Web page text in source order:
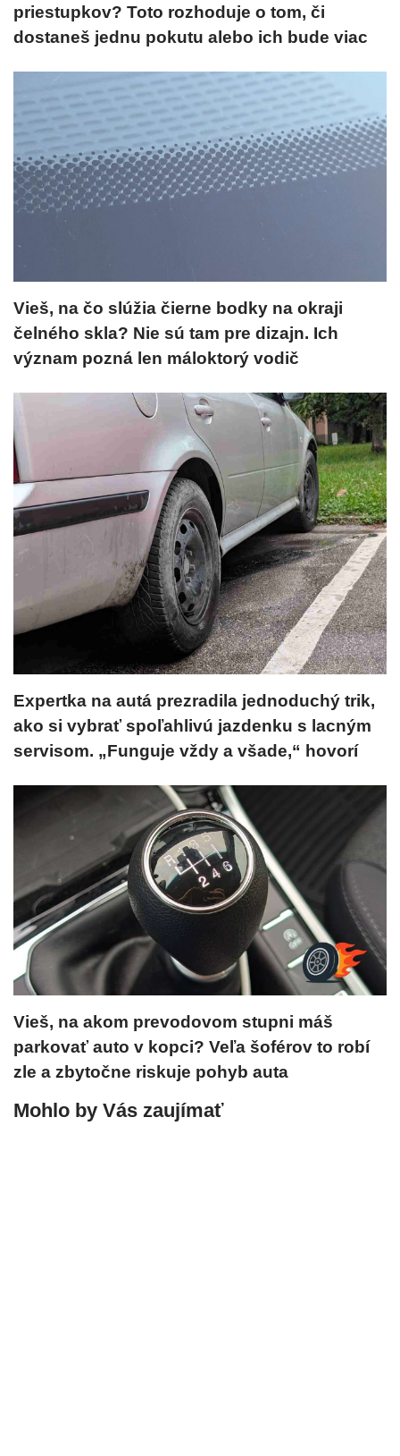
priestupkov? Toto rozhoduje o tom, či
dostaneš jednu pokutu alebo ich bude viac
Vieš, na čo slúžia čierne bodky na okraji
čelného skla? Nie sú tam pre dizajn. Ich
význam pozná len máloktorý vodič
Expertka na autá prezradila jednoduchý trik,
ako si vybrať spoľahlivú jazdenku s lacným
servisom. „Funguje vždy a všade,“ hovorí
Vieš, na akom prevodovom stupni máš
parkovať auto v kopci? Veľa šoférov to robí
zle a zbytočne riskuje pohyb auta
Mohlo by Vás zaujímať